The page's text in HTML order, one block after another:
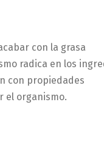
con la grasa
radica en los
con propiedades
el organismo.